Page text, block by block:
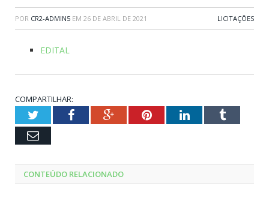
POR CR2-ADMIN5 EM 26 DE ABRIL DE 2021 LICITAÇÕES
EDITAL
COMPARTILHAR:
TwitterFacebookGoogle+PinterestLinkedInTumblr
Email
CONTEÚDO RELACIONADO